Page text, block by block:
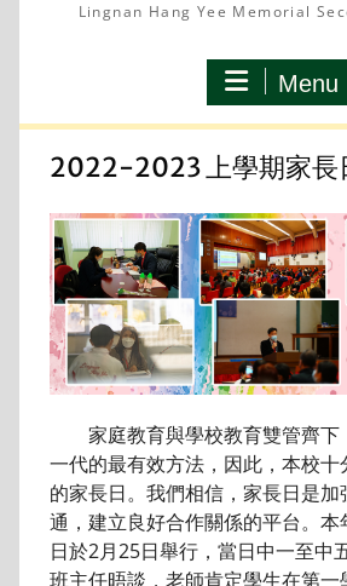
Lingnan Hang Yee Memorial
Menu
2022-2023 上學期家長
家庭教育與學校教育雙管齊下
一代的最有效方法，因此，本校十
的家長日。我們相信，家長日是
通，建立良好合作關係的平台。本
日於2月25日舉行，當日中一至中
班主任晤談，老師肯定學生在第一